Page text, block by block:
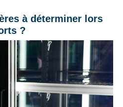
à déterminer lors
?